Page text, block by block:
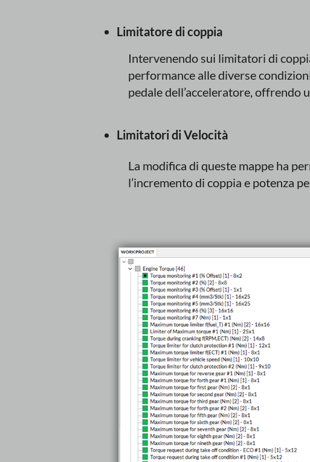
Limitatore di coppia
Intervenendo sui limitatori di
performance alle diverse
pedale dell’acceleratore, offrendo
Limitatori di Velocità
La modifica di queste mappe ha
l’incremento di coppia e potenza